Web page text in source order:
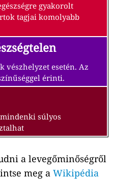
gyakorolt
tagjai komolyabb
vészhelyzet esetén. Az
érinti.
súlyos
a levegőminőségről
meg a Wikipédia